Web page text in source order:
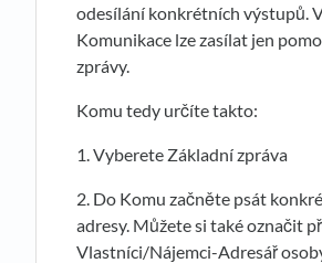
odesílání konkrétních výstupů.
Komunikace lze zasílat jen
zprávy.
Komu tedy určíte takto:
1. Vyberete Základní zpráva
2. Do Komu začněte psát
adresy. Můžete si také označit
Vlastníci/Nájemci-Adresář